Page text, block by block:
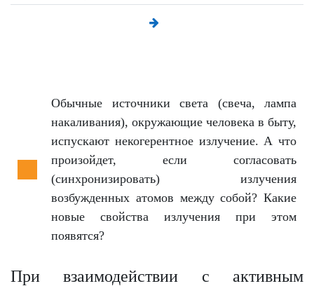
Обычные источники света (свеча, лампа
накаливания), окружающие человека в быту,
испускают некогерентное излучение. А что
произойдет, если согласовать
(синхронизировать) излучения
возбужденных атомов между собой? Какие
новые свойства излучения при этом
появятся?
При взаимодействии с активным